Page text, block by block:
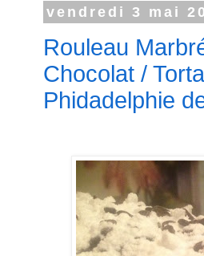
vendredi 3 mai
Rouleau
Chocolat /
Phidadelphie